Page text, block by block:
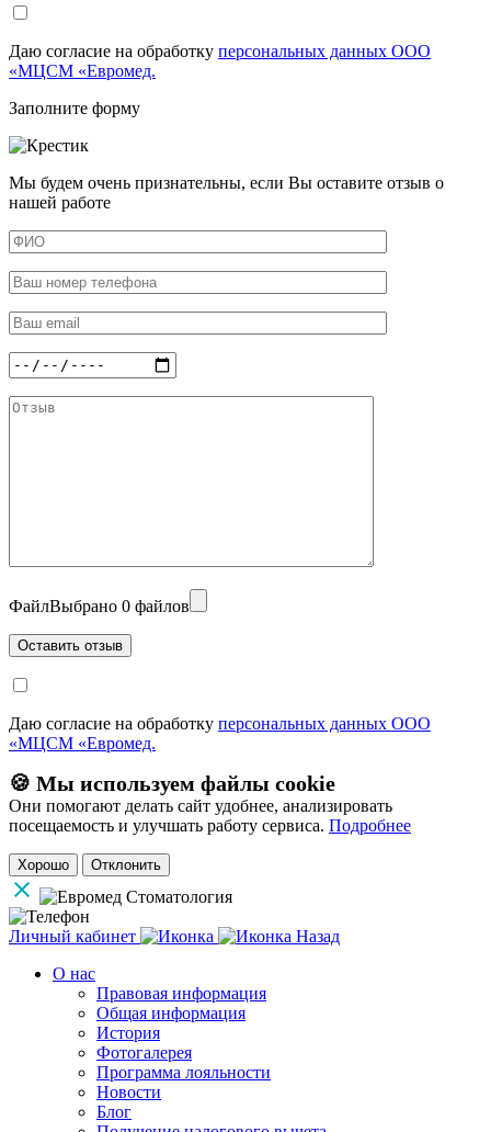
Даю согласие на обработку персональных данных ООО
«МЦСМ «Евромед.
Заполните форму
Мы будем очень признательны, если Вы оставите отзыв о
нашей работе
ФайлВыбрано 0 файлов
Даю согласие на обработку персональных данных ООО
«МЦСМ «Евромед.
🍪 Мы используем файлы cookie
Они помогают делать сайт удобнее, анализировать
посещаемость и улучшать работу сервиса. Подробнее
Хорошо Отклонить
Личный кабинет
Назад
О нас
Правовая информация
Общая информация
История
Фотогалерея
Программа лояльности
Новости
Блог